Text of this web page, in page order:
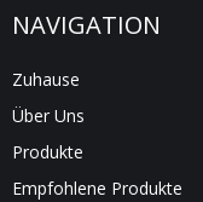
NAVIGATION
Zuhause
Über Uns
Produkte
Empfohlene Produkte